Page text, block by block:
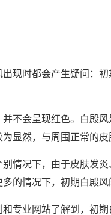
时都会产生疑问：初
会呈现红色。白殿风
显然，与周围正常的
况下，由于皮肤发炎
的情况下，初期白殿
业网站了解到，初期